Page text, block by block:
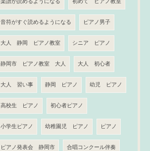
楽譜が読めるようになる 初めて ピアノ教室
音符がすぐ読めるようになる ピアノ男子
大人 静岡 ピアノ教室 シニア ピアノ
静岡市 ピアノ教室 大人 大人 初心者
大人 習い事 静岡 ピアノ 幼児 ピアノ
高校生 ピアノ 初心者ピアノ
小学生ピアノ 幼稚園児 ピアノ ピアノ
ピアノ発表会 静岡市 合唱コンクール伴奏